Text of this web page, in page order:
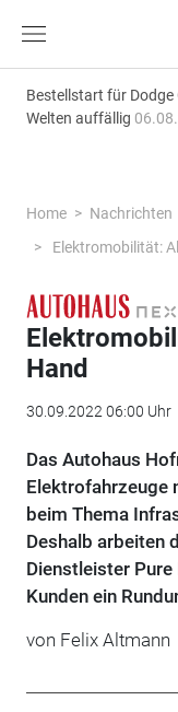
Bestellstart für Dodge
Welten auffällig
Home Nachrichten
Elektromobilität:
Hand
30.09.2022 06:00 Uhr
Das Autohaus
Elektrofahrzeuge
beim Thema
Deshalb arbeiten
Dienstleister
Kunden ein
von Felix Altmann